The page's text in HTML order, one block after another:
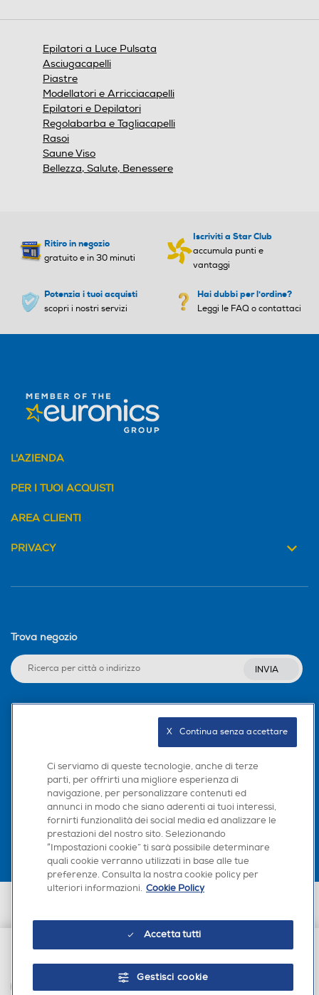
AGGIUNGI AL CARRELLO
Epilatori a Luce Pulsata
Asciugacapelli
Piastre
Modellatori e Arricciacapelli
Epilatori e Depilatori
Regolabarba e Tagliacapelli
Rasoi
Saune Viso
Bellezza, Salute, Benessere
Ritiro in negozio
gratuito e in 30 minuti
Iscriviti a Star Club
accumula punti e
vantaggi
Potenzia i tuoi acquisti
scopri i nostri servizi
Hai dubbi per l'ordine?
Leggi le FAQ o contattaci
L'AZIENDA
PER I TUOI ACQUISTI
AREA CLIENTI
PRIVACY
Trova negozio
INVIA
Scarica la nostra app
n. 13337170156. Codice intermediario SDI: HHBD9AK. Vendite soggette
agli Artt. 45 e ss del Codice del Consumo in tema di Diritti dei
Ci serviamo di queste tecnologie, anche di terze
parti, per offrirti una migliore esperienza di
navigazione, per personalizzare contenuti ed
annunci in modo che siano aderenti ai tuoi interessi,
fornirti funzionalità dei social media ed analizzare le
prestazioni del nostro sito. Selezionando
“Impostazioni cookie” ti sarà possibile determinare
quali cookie verranno utilizzati in base alle tue
preferenze. Consulta la nostra cookie policy per
ulteriori informazioni. Cookie Policy
Accetta tutti
Gestisci cookie
X   Continua senza accettare